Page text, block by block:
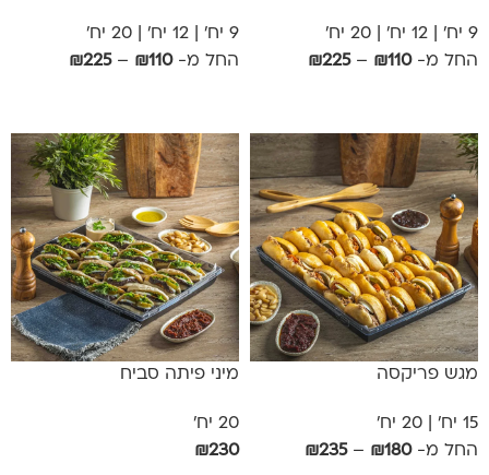
9 יח' | 12 יח' | 20 יח'
החל מ-
₪110
–
₪225
9 יח' | 12 יח' | 20 יח'
החל מ-
₪110
–
₪225
מגש פריקסה
15 יח' | 20 יח'
החל מ-
₪180
–
₪235
מיני פיתה סביח
20 יח'
₪230